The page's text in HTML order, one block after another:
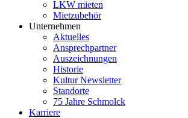
LKW mieten
Mietzubehör
Unternehmen
Aktuelles
Ansprechpartner
Auszeichnungen
Historie
Kultur Newsletter
Standorte
75 Jahre Schmolck
Karriere